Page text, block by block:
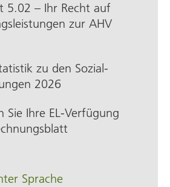
5.02 – Ihr Recht auf
zur AHV
zu den Sozial­
2026
Sie Ihre EL-Verfügung
Sprache